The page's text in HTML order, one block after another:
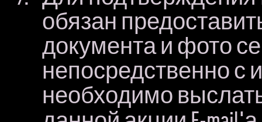
обязан
документа и фото
непосредственно
необходимо